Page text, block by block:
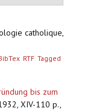
catholique,
RTF Tagged
bis zum
XIV-110 p.,